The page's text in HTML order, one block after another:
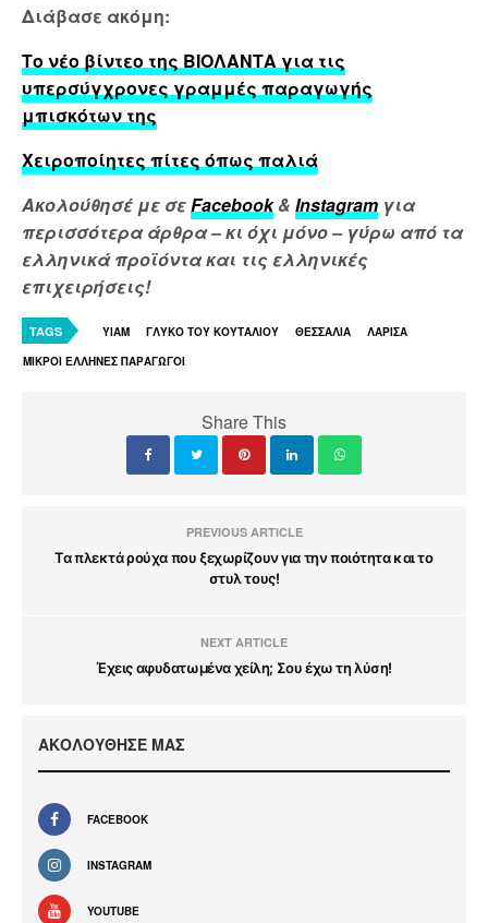
Διάβασε ακόμη:
Το νέο βίντεο της ΒΙΟΛΑΝΤΑ για τις
υπερσύγχρονες γραμμές παραγωγής
μπισκότων της
Χειροποίητες πίτες όπως παλιά
Ακολούθησέ με σεFacebook&Instagram για
περισσότερα άρθρα – κι όχι μόνο – γύρω από τα
ελληνικά προϊόντα και τις ελληνικές
επιχειρήσεις!
TAGS YIAM ΓΛΥΚΟ ΤΟΥ ΚΟΥΤΑΛΙΟΥ ΘΕΣΣΑΛΙΑ
ΛΑΡΙΣΑ
ΜΙΚΡΟΙ ΕΛΛΗΝΕΣ ΠΑΡΑΓΩΓΟΙ
Share This
PREVIOUS ARTICLE
Τα πλεκτά ρούχα που ξεχωρίζουν για την ποιότητα και το
στυλ τους!
NEXT ARTICLE
Έχεις αφυδατωμένα χείλη; Σου έχω τη λύση!
ΑΚΟΛΟΥΘΗΣΕ ΜΑΣ
FACEBOOK
INSTAGRAM
YOUTUBE